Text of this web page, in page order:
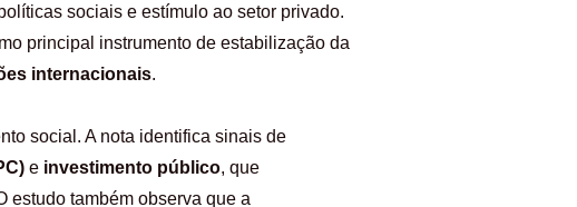
sociais e estímulo ao setor privado.
principal instrumento de estabilização da
internacionais.
social. A nota identifica sinais de
e investimento público, que
estudo também observa que a